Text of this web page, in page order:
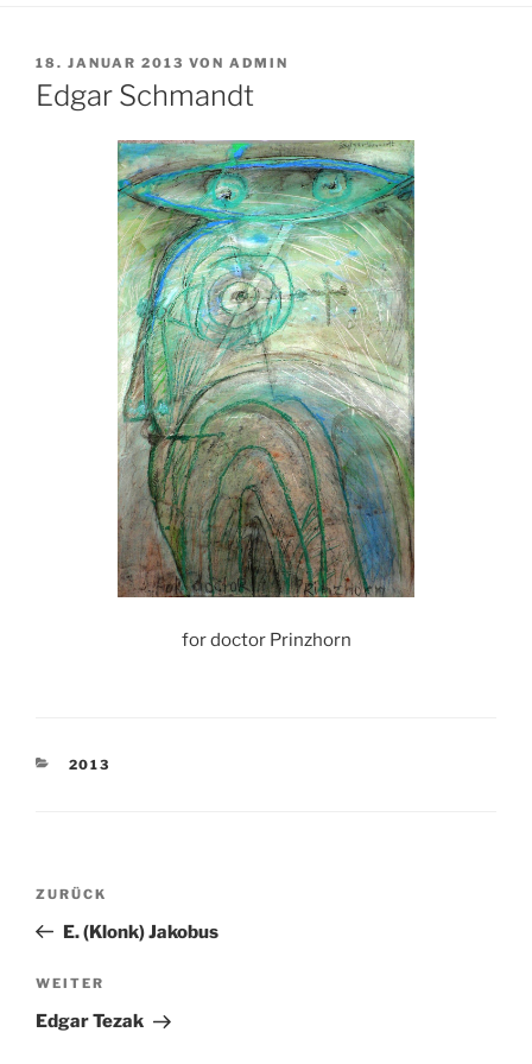
VERÖFFENTLICHT
AM
18. JANUAR 2013 VON ADMIN
Edgar Schmandt
for doctor Prinzhorn
KATEGORIEN
2013
Beitragsnavigation
Vorheriger
Beitrag
ZURÜCK
E. (Klonk) Jakobus
Nächster
Beitrag
WEITER
Edgar Tezak